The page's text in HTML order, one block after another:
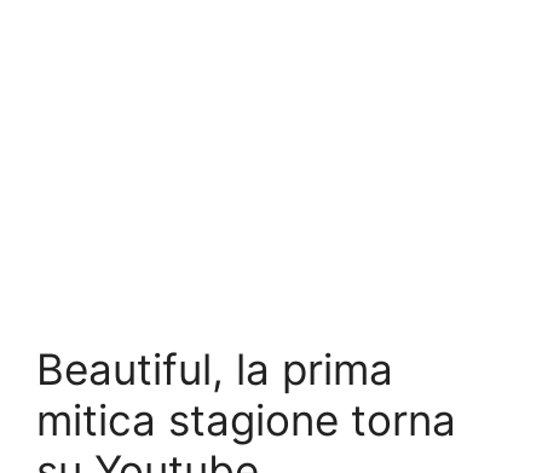
Beautiful, la prima
mitica stagione torna